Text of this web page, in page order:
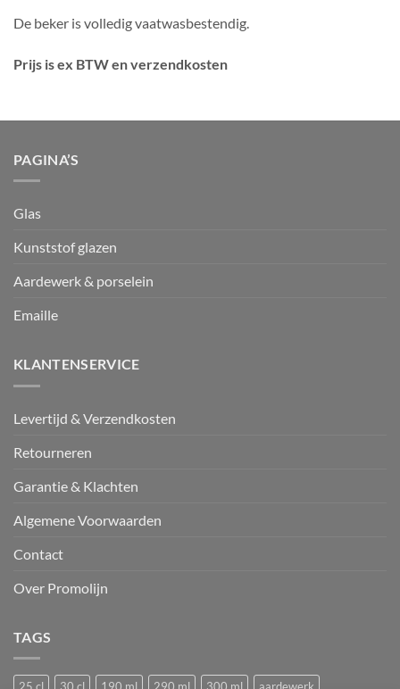
De beker is volledig vaatwasbestendig.
Prijs is ex BTW en verzendkosten
PAGINA’S
Glas
Kunststof glazen
Aardewerk & porselein
Emaille
KLANTENSERVICE
Levertijd & Verzendkosten
Retourneren
Garantie & Klachten
Algemene Voorwaarden
Contact
Over Promolijn
TAGS